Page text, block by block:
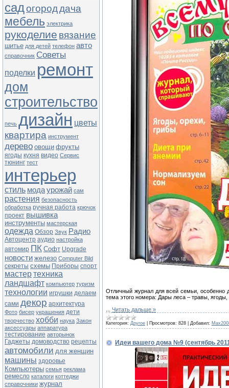
садогороддача
мебель электрика
рукоделие вязание
шитье для детей телефон авто
справочник Советы
поделки ремонт
дом
строительство
печь дизайн цветы
квартира инструмент
дерево овощи фрукты
ягоды кухня видео Сервис
тюнинг тест
интерьер
стиль модаурожай сам
растения безопасность
обработка ручная работа крючок
проект вышивка
инструменты мастерская
одежда Обзор Звук Радио
Автоцентр аудио настройка
автомир ПК Софт Upgrade
новости железо Computer Bild
секреты схемы Приборы спорт
мастертехника
ландшафт компьютер туризм
технологии игрушки делаем
сами декор архитектура
Фото бисер украшения дети
творчество хобби наука Закон
аксессуары аппаратура
тестирование авторынок
Гаджеты домоводство рецепты
автомобили для женщин
машины здоровье
Компьютеры семья реклама
ремесло каталоги коттеджи
справочники журнал
Отличный журнал для всей семьи, особенно
тема этого номера: Дары леса – травы, ягоды,
Читать дальше »
Категория: Другое Просмотров: 828 Добавил:
Идеи вашего дома №9 (сентябрь